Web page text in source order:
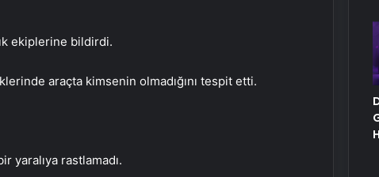
ekiplerine bildirdi.
araçta kimsenin olmadığını tespit etti.
yaralıya rastlamadı.“Nisan” adını verdiği buzağıya gözü